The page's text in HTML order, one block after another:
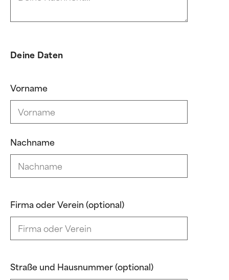
Deine Daten
Vorname
Nachname
Firma oder Verein (optional)
Straße und Hausnummer (optional)